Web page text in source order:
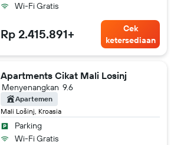
Wi-Fi Gratis
Rp 2.415.891+
Cek
ketersediaan
Apartments Cikat Mali Losinj
Mali Lošinj, Kroasia
9.6
Menyenangkan
Apartemen
Parking
Wi-Fi Gratis